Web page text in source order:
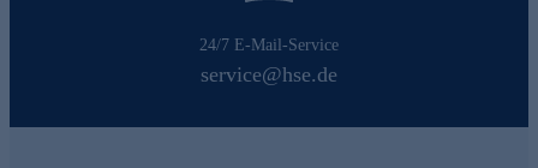
24/7 E-Mail-Service
service@hse.de